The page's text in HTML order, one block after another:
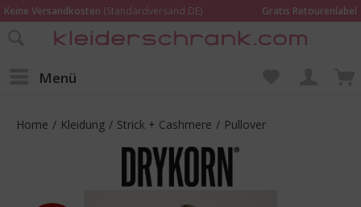
Keine Versandkosten (Standardversand DE)
Gratis Retourenlabel
Online bestellen – im Geschäft in Kempen anprobieren und beraten lassen
Menü
Home / Kleidung / Strick + Cashmere / Pullover